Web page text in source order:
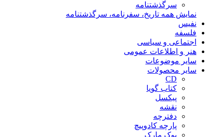
سرگذشتنامه
نمایش همه تاریخ، سفرنامه، سرگذشتنامه
نفیس
فلسفه
اجتماعی و سیاسی
هنر و اطلاعات عمومی
سایر موضوعات
سایر محصولات
CD
کتاب گویا
پیکسل
نقشه
دفترچه
پارچه کادوپیچ
بوک مارک